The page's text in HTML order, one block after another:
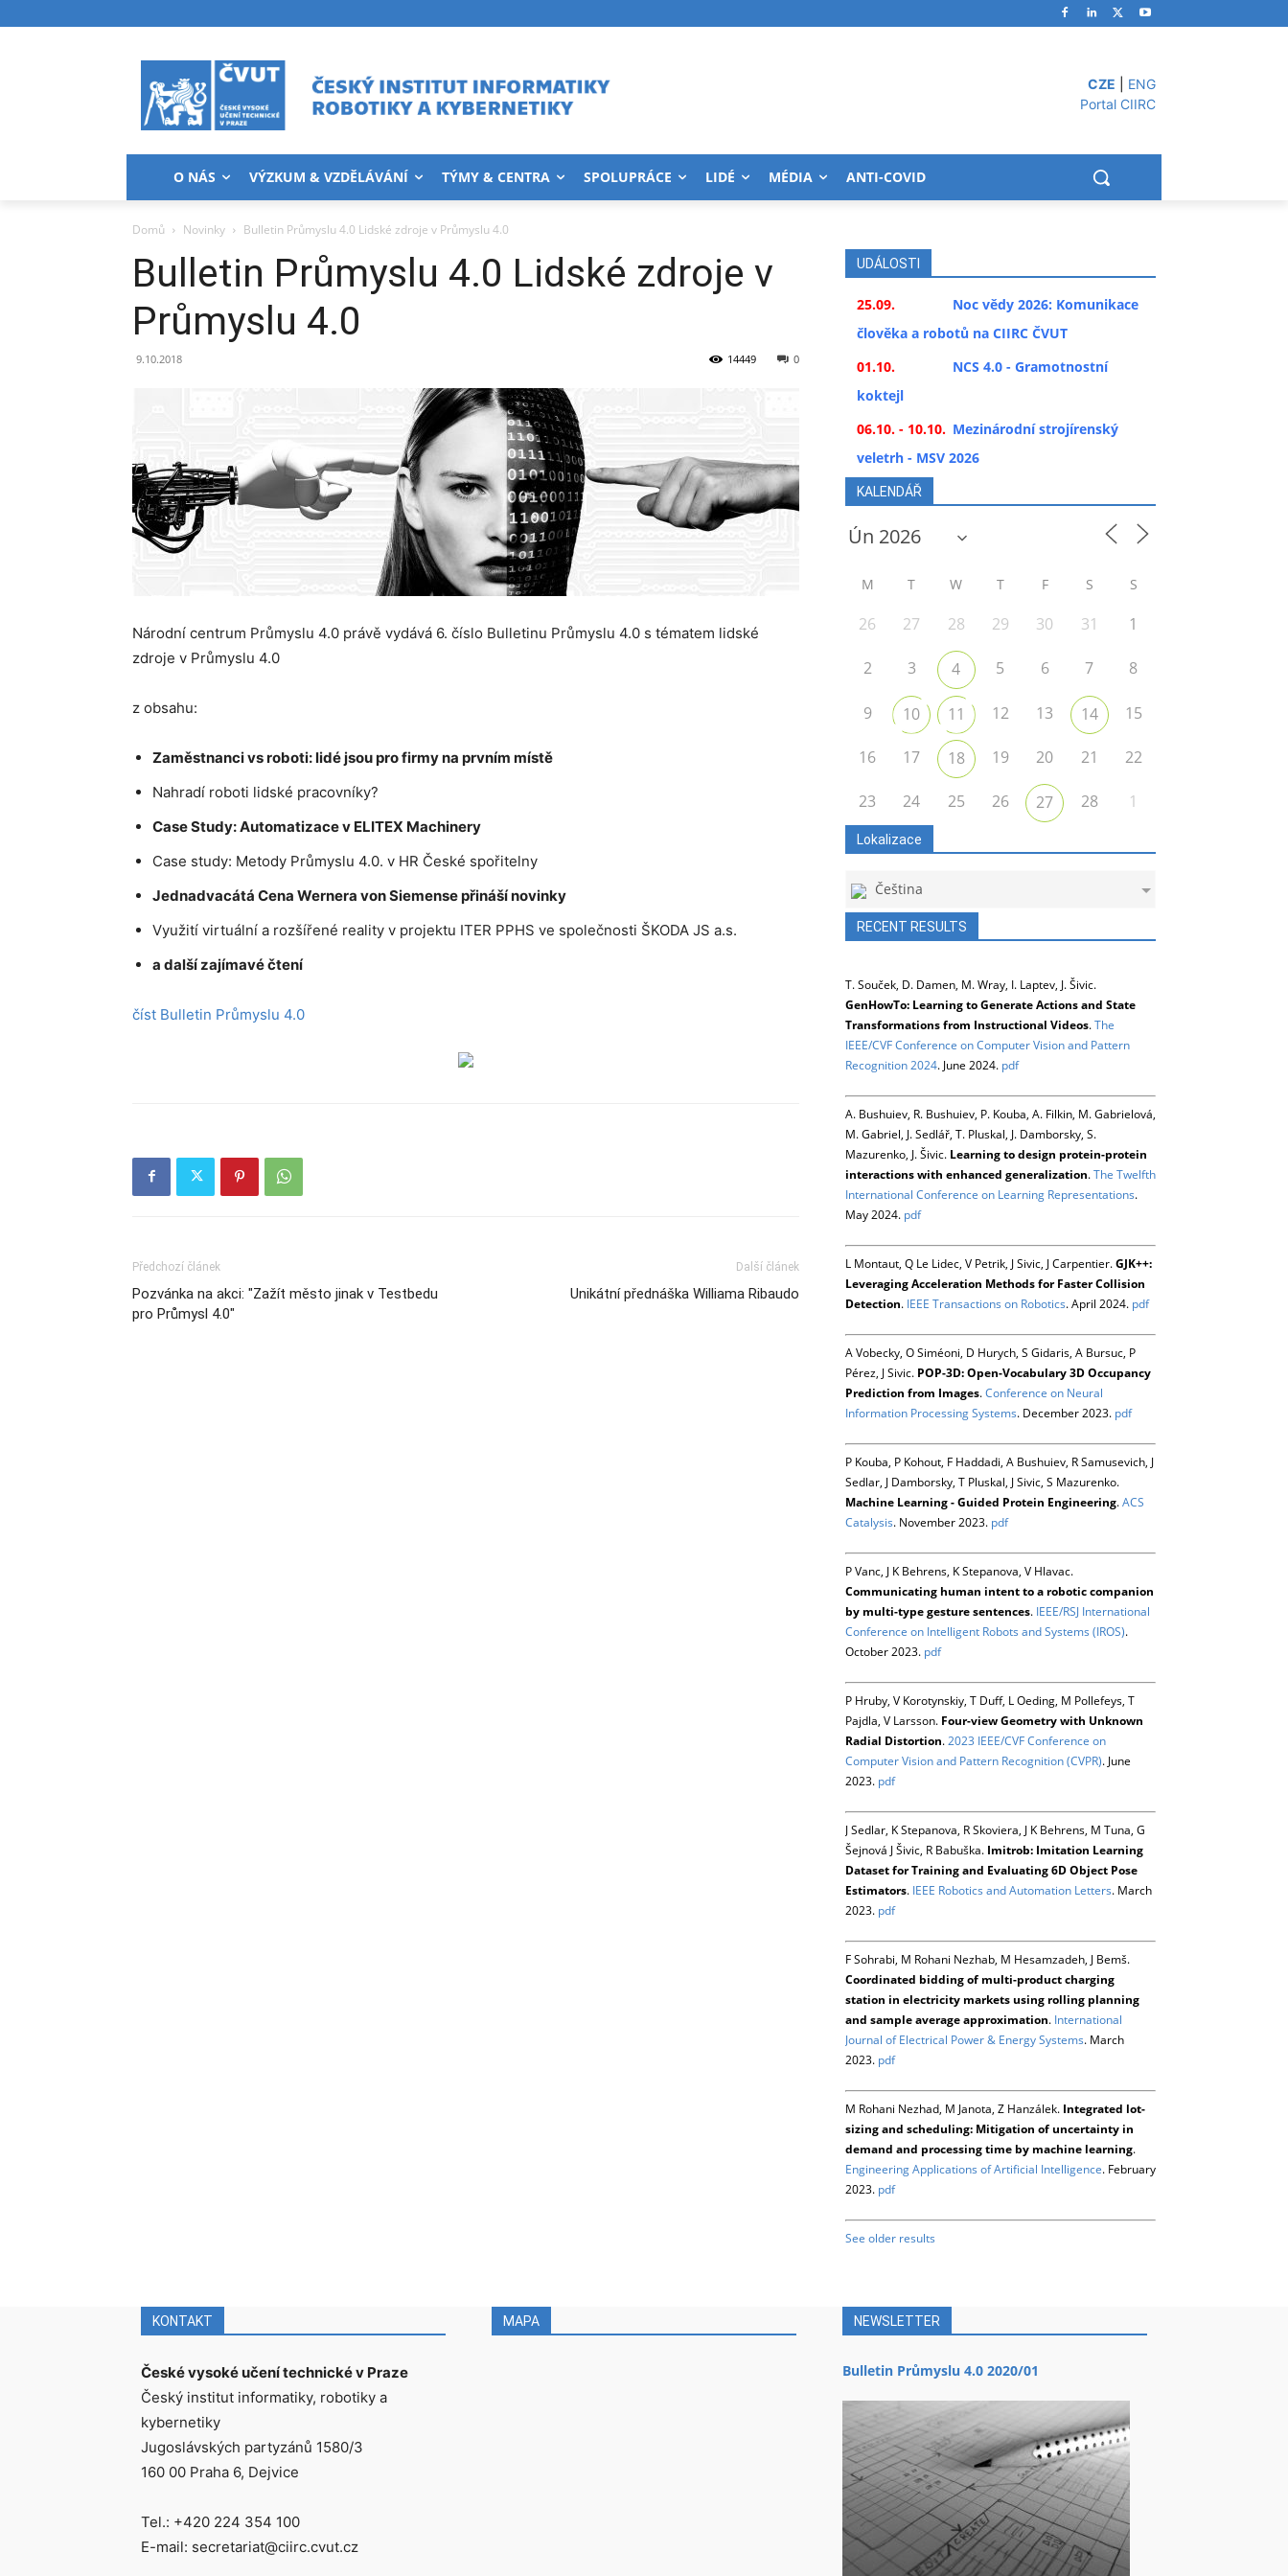
CZE
ENG
Portal CIIRC
O NÁS VÝZKUM & VZDĚLÁVÁNÍ TÝMY & CENTRA SPOLUPRÁCE LIDÉ MÉDIA ANTI-COVID
Domů Novinky Bulletin Průmyslu 4.0 Lidské zdroje v Průmyslu 4.0
Bulletin Průmyslu 4.0 Lidské zdroje v
Průmyslu 4.0
9.10.2018 0
14449
Národní centrum Průmyslu 4.0 právě vydává 6. číslo Bulletinu Průmyslu 4.0 s tématem lidské
zdroje v Průmyslu 4.0
z obsahu:
Zaměstnanci vs roboti: lidé jsou pro firmy na prvním místě
Nahradí roboti lidské pracovníky?
Case Study: Automatizace v ELITEX Machinery
Case study: Metody Průmyslu 4.0. v HR České spořitelny
Jednadvacátá Cena Wernera von Siemense přináší novinky
Využití virtuální a rozšířené reality v projektu ITER PPHS ve společnosti ŠKODA JS a.s.
a další zajímavé čtení
číst Bulletin Průmyslu 4.0
Předchozí článek
Pozvánka na akci: "Zažít město jinak v Testbedu
pro Průmysl 4.0"
Další článek
Unikátní přednáška Williama Ribaudo
UDÁLOSTI
25.09.
Noc vědy 2026: Komunikace
člověka a robotů na CIIRC ČVUT
01.10.
NCS 4.0 - Gramotnostní
koktejl
06.10. - 10.10. Mezinárodní strojírenský
veletrh - MSV 2026
KALENDÁŘ
M T W T F S S
26 27 28 29 30 31 1
2 3 4 5 6 7 8
9 10 11 12 13 14 15
16 17 18 19 20 21 22
23 24 25 26 27 28 1
Lokalizace
Čeština
RECENT RESULTS
T. Souček, D. Damen, M. Wray, I. Laptev, J. Šivic.
GenHowTo: Learning to Generate Actions and State
Transformations from Instructional Videos.The
IEEE/CVF Conference on Computer Vision and Pattern
Recognition 2024. June 2024. pdf
A. Bushuiev, R. Bushuiev, P. Kouba, A. Filkin, M. Gabrielová,
M. Gabriel, J. Sedlář, T. Pluskal, J. Damborsky, S.
Mazurenko, J. Šivic. Learning to design protein-protein
interactions with enhanced generalization.The Twelfth
International Conference on Learning Representations.
May 2024. pdf
L Montaut, Q Le Lidec, V Petrik, J Sivic, J Carpentier.GJK++:
Leveraging Acceleration Methods for Faster Collision
Detection. IEEE Transactions on Robotics. April 2024. pdf
A Vobecky, O Siméoni, D Hurych, S Gidaris, A Bursuc, P
Pérez, J Sivic. POP-3D: Open-Vocabulary 3D Occupancy
Prediction from Images.Conference on Neural
Information Processing Systems. December 2023. pdf
P Kouba, P Kohout, F Haddadi, A Bushuiev, R Samusevich, J
Sedlar, J Damborsky, T Pluskal, J Sivic, S Mazurenko.
Machine Learning - Guided Protein Engineering.ACS
Catalysis. November 2023. pdf
P Vanc, J K Behrens, K Stepanova, V Hlavac.
Communicating human intent to a robotic companion
by multi-type gesture sentences. IEEE/RSJ International
Conference on Intelligent Robots and Systems (IROS).
October 2023. pdf
P Hruby, V Korotynskiy, T Duff, L Oeding, M Pollefeys, T
Pajdla, V Larsson. Four-view Geometry with Unknown
Radial Distortion.2023 IEEE/CVF Conference on
Computer Vision and Pattern Recognition (CVPR). June
2023. pdf
J Sedlar, K Stepanova, R Skoviera, J K Behrens, M Tuna, G
Šejnová J Šivic, R Babuška. Imitrob: Imitation Learning
Dataset for Training and Evaluating 6D Object Pose
Estimators. IEEE Robotics and Automation Letters. March
2023. pdf
F Sohrabi, M Rohani Nezhab, M Hesamzadeh, J Bemš.
Coordinated bidding of multi-product charging
station in electricity markets using rolling planning
and sample average approximation. International
Journal of Electrical Power & Energy Systems. March
2023. pdf
M Rohani Nezhad, M Janota, Z Hanzálek. Integrated lot-
sizing and scheduling: Mitigation of uncertainty in
demand and processing time by machine learning.
Engineering Applications of Artificial Intelligence. February
2023. pdf
See older results
KONTAKT
České vysoké učení technické v Praze
Český institut informatiky, robotiky a
kybernetiky
Jugoslávských partyzánů 1580/3
160 00 Praha 6, Dejvice
Tel.: +420 224 354 100
E-mail: secretariat@ciirc.cvut.cz
MAPA NEWSLETTER
Bulletin Průmyslu 4.0 2020/01